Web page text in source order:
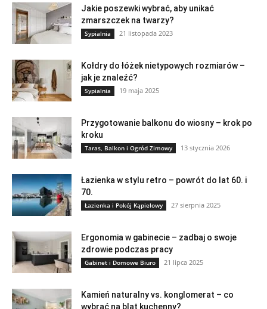
Jakie poszewki wybrać, aby unikać
zmarszczek na twarzy?
Sypialnia 21 listopada 2023
Kołdry do łóżek nietypowych rozmiarów –
jak je znaleźć?
Sypialnia 19 maja 2025
Przygotowanie balkonu do wiosny – krok po
kroku
Taras, Balkon i Ogród Zimowy 13 stycznia 2026
Łazienka w stylu retro – powrót do lat 60. i
70.
Łazienka i Pokój Kąpielowy 27 sierpnia 2025
Ergonomia w gabinecie – zadbaj o swoje
zdrowie podczas pracy
Gabinet i Domowe Biuro 21 lipca 2025
Kamień naturalny vs. konglomerat – co
wybrać na blat kuchenny?